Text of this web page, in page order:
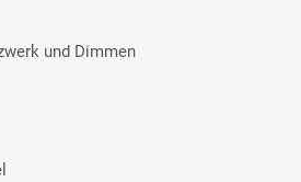
und Dimmen